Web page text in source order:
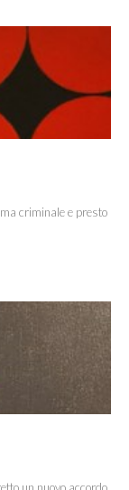
criminale e presto